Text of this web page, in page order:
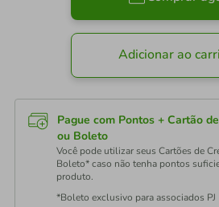
Adicionar ao
Pague com Pontos + Cartão
ou Boleto
Você pode utilizar seus Cartões de
Boleto* caso não tenha pontos
produto.
*Boleto exclusivo para associados PJ